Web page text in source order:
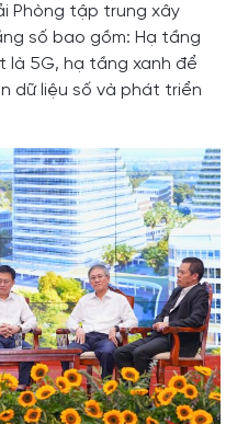
Phòng tập trung xây
số bao gồm: Hạ tầng
là 5G, hạ tầng xanh để
dữ liệu số và phát triển